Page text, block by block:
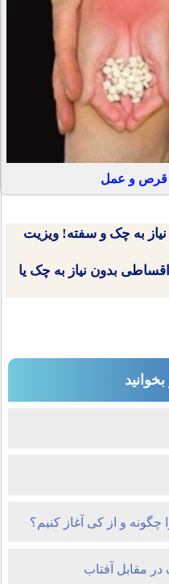
قرص و عمل
به چک و سفته! ویزیت
اقساطی بدون نیاز به چک یا
و از کی آغاز کنیم؟
مقابل آفتاب